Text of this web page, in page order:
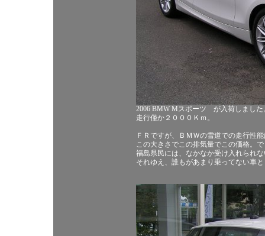
2006 BMW Mスポーツ が入荷しました
走行僅か２０００Ｋｍ。
ＦＲですが、ＢＭＷの雪道での走行性
この大きさでこの排気量でこの価格。
福島県民には、なかなか受け入れられ
それゆえ、誰もがあまり乗ってない車